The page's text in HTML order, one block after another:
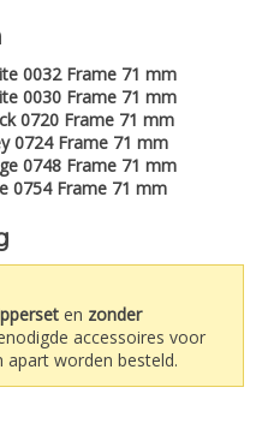
0032 Frame 71 mm
0030 Frame 71 mm
0720 Frame 71 mm
0724 Frame 71 mm
0748 Frame 71 mm
0754 Frame 71 mm
en zonder
accessoires voor
worden besteld.